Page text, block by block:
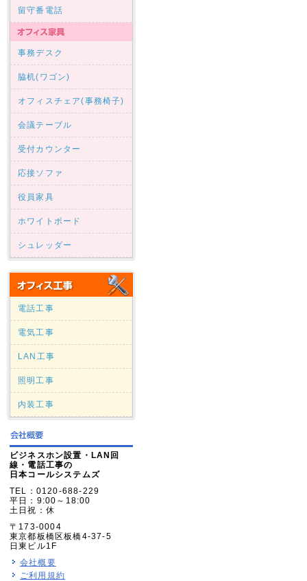
留守番電話
事務デスク
脇机(ワゴン)
オフィスチェア(事務椅子)
会議テーブル
受付カウンター
応接ソファ
役員家具
ホワイトボード
シュレッダー
電話工事
電気工事
LAN工事
照明工事
内装工事
ビジネスホン設置・LAN回
線・電話工事の
日本コールシステムズ
TEL：0120-688-229
平日：9:00～18:00
土日祝：休
〒173-0004
東京都板橋区板橋4-37-5
日東ビル1F
会社概要
ご利用規約